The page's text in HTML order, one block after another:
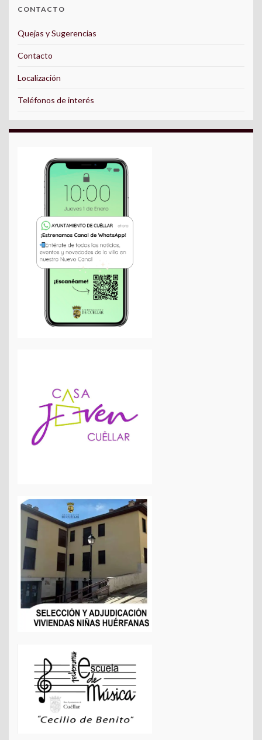
CONTACTO
Quejas y Sugerencias
Contacto
Localización
Teléfonos de interés